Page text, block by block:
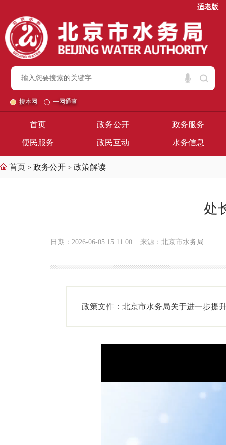
适老版
搜本网 一网通查
首页 政务公开 政务服务
便民服务 政民互动 水务信息
首页 > 政务公开 > 政策解读
处
日期：2026-06-05 15:11:00 来源：北京市水务局
政策文件： 北京市水务局关于进一步提